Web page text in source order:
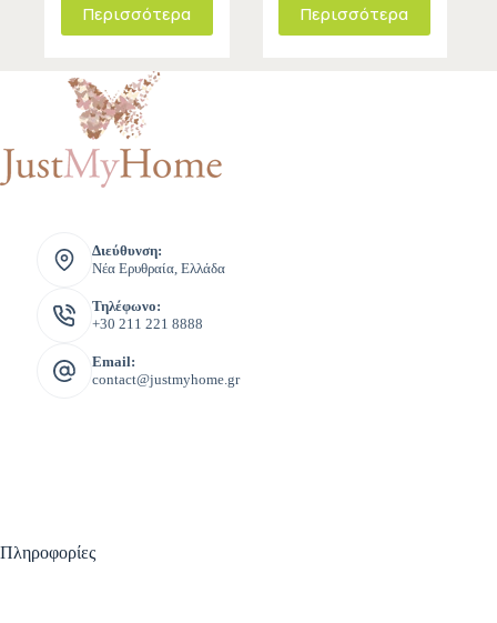
Περισσότερα Περισσότερα
Διεύθυνση:
Νέα Ερυθραία, Ελλάδα
Τηλέφωνο:
+30 211 221 8888
Email:
contact@justmyhome.gr
Πληροφορίες